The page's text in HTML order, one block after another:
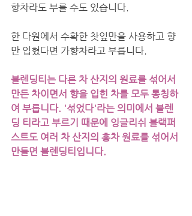
향차라도 부를 수도 있습니다.
한 다원에서 수확한 찻잎만을 사용하고 향
만 입혔다면 가향차라고 부릅니다.
블렌딩티는 다른 차 산지의 원료를 섞어서
만든 차이면서 향을 입힌 차를 모두 통칭하
여 부릅니다. '섞었다'라는 의미에서 블렌
딩 티라고 부르기 때문에 잉글리쉬 블랙퍼
스트도 여러 차 산지의 홍차 원료를 섞어서
만들면 블렌딩티입니다.